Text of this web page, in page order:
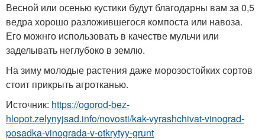
Весной или осенью кустики будут благодарны вам за 0,5
ведра хорошо разложившегося компоста или навоза.
Его можнго использовать в качестве мульчи или
заделывать неглубоко в землю.
На зиму молодые растения даже морозостойких сортов
стоит прикрыть агротканью.
Источник: https://ogorod-bez-
hlopot.zelynyjsad.info/novosti/kak-vyrashchivat-vinograd-
posadka-vinograda-v-otkrytyy-grunt